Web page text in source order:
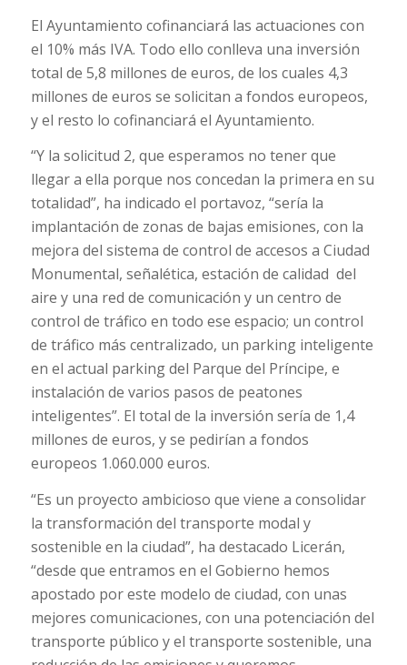
El Ayuntamiento cofinanciará las actuaciones con
el 10% más IVA. Todo ello conlleva una inversión
total de 5,8 millones de euros, de los cuales 4,3
millones de euros se solicitan a fondos europeos,
y el resto lo cofinanciará el Ayuntamiento.
“Y la solicitud 2, que esperamos no tener que
llegar a ella porque nos concedan la primera en su
totalidad”, ha indicado el portavoz, “sería la
implantación de zonas de bajas emisiones, con la
mejora del sistema de control de accesos a Ciudad
Monumental, señalética, estación de calidad del
aire y una red de comunicación y un centro de
control de tráfico en todo ese espacio; un control
de tráfico más centralizado, un parking inteligente
en el actual parking del Parque del Príncipe, e
instalación de varios pasos de peatones
inteligentes”. El total de la inversión sería de 1,4
millones de euros, y se pedirían a fondos
europeos 1.060.000 euros.
“Es un proyecto ambicioso que viene a consolidar
la transformación del transporte modal y
sostenible en la ciudad”, ha destacado Licerán,
“desde que entramos en el Gobierno hemos
apostado por este modelo de ciudad, con unas
mejores comunicaciones, con una potenciación del
transporte público y el transporte sostenible, una